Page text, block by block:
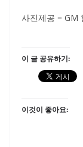
사진제공 = GM
이 글 공유하기:
이것이 좋아요: